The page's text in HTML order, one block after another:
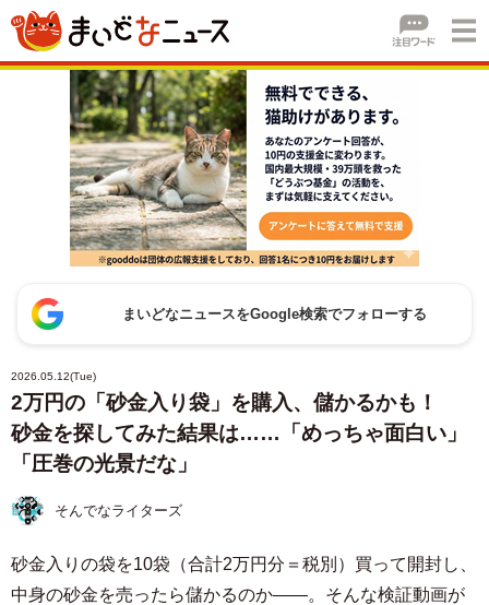
まいどなニュースをGoogle検索でフォローする
2026.05.12(Tue)
2万円の「砂金入り袋」を購入、儲かるかも！
砂金を探してみた結果は……「めっちゃ面白い」
「圧巻の光景だな」
そんでなライターズ
砂金入りの袋を10袋（合計2万円分＝税別）買って開封し、
中身の砂金を売ったら儲かるのか――。そんな検証動画が